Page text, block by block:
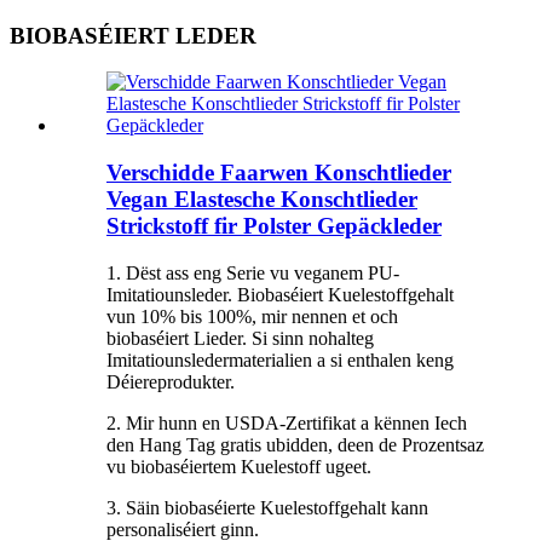
BIOBASÉIERT LEDER
Verschidde Faarwen Konschtlieder
Vegan Elastesche Konschtlieder
Strickstoff fir Polster Gepäckleder
1. Dëst ass eng Serie vu veganem PU-
Imitatiounsleder. Biobaséiert Kuelestoffgehalt
vun 10% bis 100%, mir nennen et och
biobaséiert Lieder. Si sinn nohalteg
Imitatiounsledermaterialien a si enthalen keng
Déiereprodukter.
2. Mir hunn en USDA-Zertifikat a kënnen Iech
den Hang Tag gratis ubidden, deen de Prozentsaz
vu biobaséiertem Kuelestoff ugeet.
3. Säin biobaséierte Kuelestoffgehalt kann
personaliséiert ginn.